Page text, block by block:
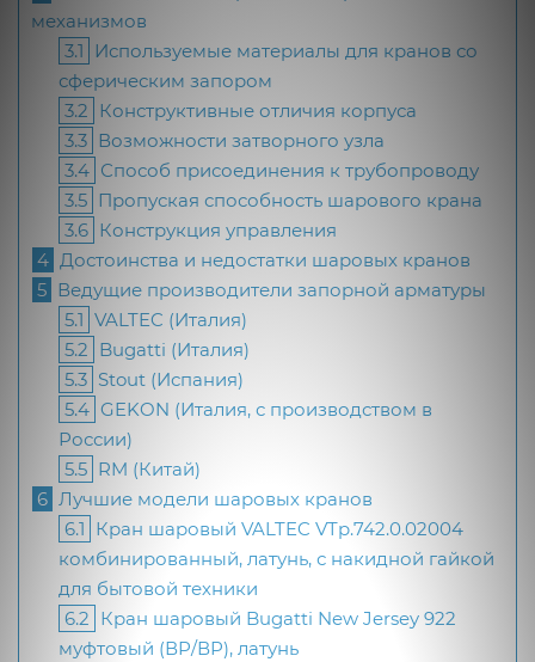
механизмов
3.1
Используемые материалы для кранов со
сферическим запором
3.2 Конструктивные отличия корпуса
3.3 Возможности затворного узла
3.4 Способ присоединения к трубопроводу
3.5 Пропуская способность шарового крана
3.6 Конструкция управления
4 Достоинства и недостатки шаровых кранов
5 Ведущие производители запорной арматуры
5.1 VALTEC (Италия)
5.2 Bugatti (Италия)
5.3 Stout (Испания)
5.4 GEKON (Италия, с производством в
России)
5.5 RM (Китай)
6 Лучшие модели шаровых кранов
6.1 Кран шаровый VALTEC VTp.742.0.02004
комбинированный, латунь, с накидной гайкой
для бытовой техники
6.2 Кран шаровый Bugatti New Jersey 922
муфтовый (ВР/ВР), латунь